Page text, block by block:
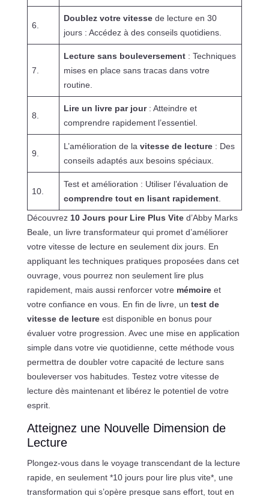
6.
Doublez votre vitessede lecture en 30
jours : Accédez à des conseils quotidiens.
7.
Lecture sans bouleversement: Techniques
mises en place sans tracas dans votre
routine.
8.
Lire un livre par jour: Atteindre et
comprendre rapidement l’essentiel.
9.
L’amélioration de la vitesse de lecture: Des
conseils adaptés aux besoins spéciaux.
10.
Test et amélioration : Utiliser l’évaluation de
comprendre tout en lisant rapidement.
Découvrez 10 Jours pour Lire Plus Vited’Abby Marks
Beale, un livre transformateur qui promet d’améliorer
votre vitesse de lecture en seulement dix jours. En
appliquant les techniques pratiques proposées dans cet
ouvrage, vous pourrez non seulement lire plus
rapidement, mais aussi renforcer votre mémoireet
votre confiance en vous. En fin de livre, un test de
vitesse de lectureest disponible en bonus pour
évaluer votre progression. Avec une mise en application
simple dans votre vie quotidienne, cette méthode vous
permettra de doubler votre capacité de lecture sans
bouleverser vos habitudes. Testez votre vitesse de
lecture dès maintenant et libérez le potentiel de votre
esprit.
Atteignez une Nouvelle Dimension de
Lecture
Plongez-vous dans le voyage transcendant de la lecture
rapide, en seulement *10 jours pour lire plus vite*, une
transformation qui s’opère presque sans effort, tout en